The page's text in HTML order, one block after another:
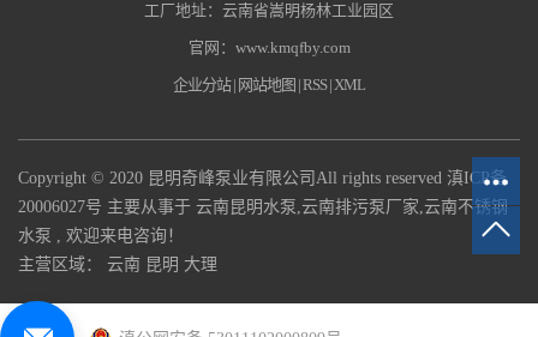
工厂地址：云南省嵩明杨林工业园区
官网：www.kmqfby.com
企业分站| 网站地图 |RSS|XML
Copyright © 2020 昆明奇峰泵业有限公司All rights reserved 滇ICP备
20006027号 主要从事于 云南昆明水泵 ,云南排污泵厂家,云南不锈钢
水泵 , 欢迎来电咨询！
主营区域： 云南 昆明 大理